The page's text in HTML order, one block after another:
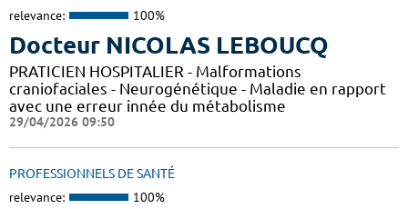
relevance: 100%
Docteur NICOLAS LEBOUCQ
PRATICIEN HOSPITALIER - Malformations
craniofaciales - Neurogénétique - Maladie en rapport
avec une erreur innée du métabolisme
29/04/2026 09:50
PROFESSIONNELS DE SANTÉ
relevance: 100%